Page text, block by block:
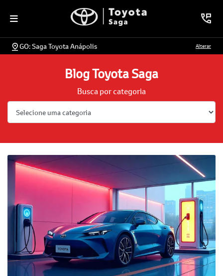
GO: Saga Toyota Anápolis Alterar
Blog Toyota Saga
Busca por categoria